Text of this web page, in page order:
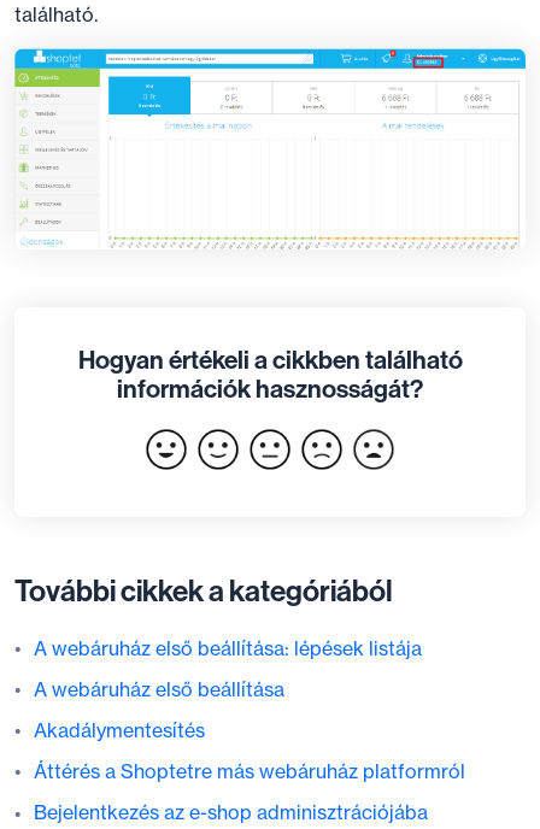
található.
Hogyan értékeli a cikkben található
információk hasznosságát?
További cikkek a kategóriából
A webáruház első beállítása: lépések listája
A webáruház első beállítása
Akadálymentesítés
Áttérés a Shoptetre más webáruház platformról
Bejelentkezés az e-shop adminisztrációjába